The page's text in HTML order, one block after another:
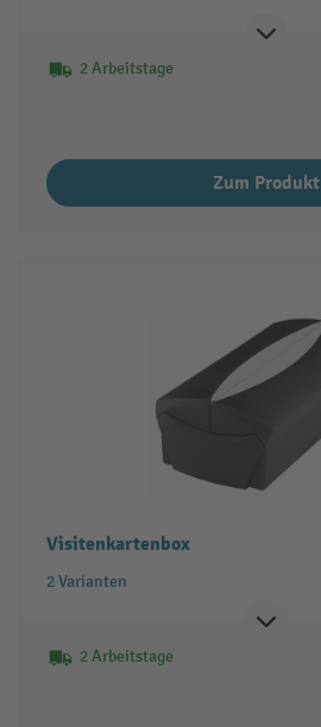
2 Arbeitstage
Zum Produkt
Visitenkartenbox
2 Varianten
2 Arbeitstage